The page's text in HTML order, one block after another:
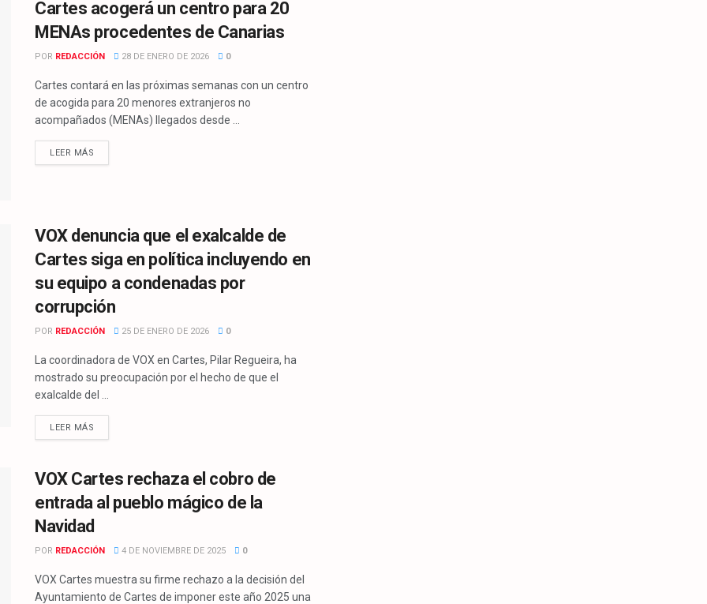
Cartes acogerá un centro para 20
MENAs procedentes de Canarias
POR REDACCIÓN 28 DE ENERO DE 2026 0
Cartes contará en las próximas semanas con un centro
de acogida para 20 menores extranjeros no
acompañados (MENAs) llegados desde ...
LEER MÁS
VOX denuncia que el exalcalde de
Cartes siga en política incluyendo en
su equipo a condenadas por
corrupción
POR REDACCIÓN 25 DE ENERO DE 2026 0
La coordinadora de VOX en Cartes, Pilar Regueira, ha
mostrado su preocupación por el hecho de que el
exalcalde del ...
LEER MÁS
VOX Cartes rechaza el cobro de
entrada al pueblo mágico de la
Navidad
POR REDACCIÓN 4 DE NOVIEMBRE DE 2025 0
VOX Cartes muestra su firme rechazo a la decisión del
Ayuntamiento de Cartes de imponer este año 2025 una